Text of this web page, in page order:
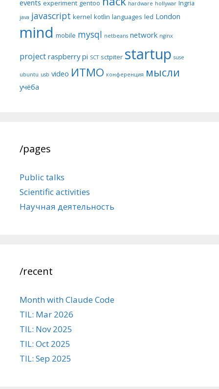
events experiment gentoo hardware hollywar Ingria
java javascript kernel kotlin languages led London
mind mobile mysql netbeans network nginx
project raspberry pi SCT sctpiter startup suse
ubuntu usb video ИТМО конференция мысли
учёба
/pages
Public talks
Scientific activities
Научная деятельность
/recent
Month with Claude Code
TIL: Mar 2026
TIL: Nov 2025
TIL: Oct 2025
TIL: Sep 2025